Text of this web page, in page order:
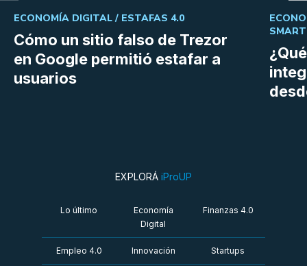
Cómo un sitio falso de Trezor
en Google permitió estafar a
usuarios
ECONOMÍA DIGITAL / ESTAFAS 4.0
EXPLORÁ iProUP
Lo último
Economía
Digital
Finanzas 4.0
Empleo 4.0 Innovación Startups